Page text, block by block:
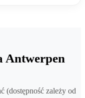
Antwerpen
(dostępność zależy od